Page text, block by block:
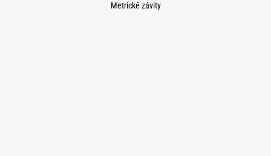
Metrické závity